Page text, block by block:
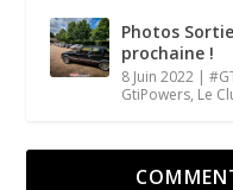
Photos
prochaine !
8 Juin 2022 |
GtiPowers, Le